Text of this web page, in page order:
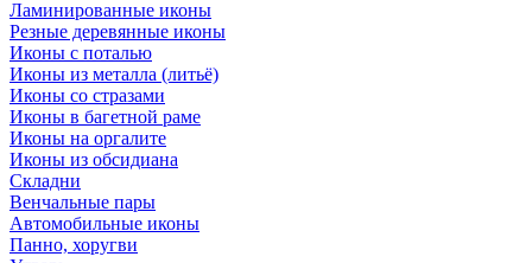
Ламинированные иконы
Резные деревянные иконы
Иконы с поталью
Иконы из металла (литьё)
Иконы со стразами
Иконы в багетной раме
Иконы на оргалите
Иконы из обсидиана
Складни
Венчальные пары
Автомобильные иконы
Панно, хоругви